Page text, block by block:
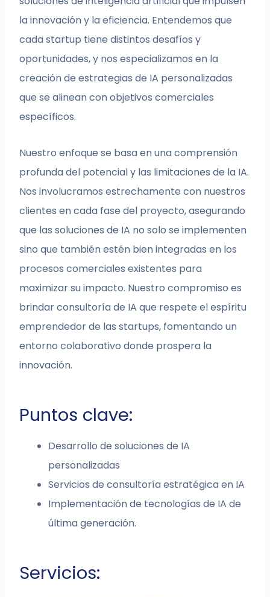
la innovación y la eficiencia. Entendemos que
cada startup tiene distintos desafíos y
oportunidades, y nos especializamos en la
creación de estrategias de IA personalizadas
que se alinean con objetivos comerciales
específicos.
Nuestro enfoque se basa en una comprensión
profunda del potencial y las limitaciones de la IA.
Nos involucramos estrechamente con nuestros
clientes en cada fase del proyecto, asegurando
que las soluciones de IA no solo se implementen
sino que también estén bien integradas en los
procesos comerciales existentes para
maximizar su impacto. Nuestro compromiso es
brindar consultoría de IA que respete el espíritu
emprendedor de las startups, fomentando un
entorno colaborativo donde prospera la
innovación.
Puntos clave:
Desarrollo de soluciones de IA
personalizadas
Servicios de consultoría estratégica en IA
Implementación de tecnologías de IA de
última generación.
Servicios: